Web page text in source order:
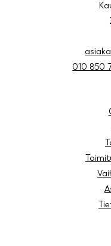
010 850